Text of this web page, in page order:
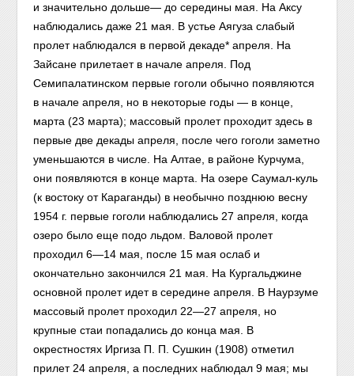
и значительно дольше— до середины мая. На Аксу
наблюдались даже 21 мая. В устье Аягуза слабый
пролет наблюдался в первой декаде* апреля. На
Зайсане прилетает в начале апреля. Под
Семипалатинском первые гоголи обычно появляются
в начале апреля, но в некоторые годы — в конце,
марта (23 марта); массовый пролет проходит здесь в
первые две декады апреля, после чего гоголи заметно
уменьшаются в числе. На Алтае, в районе Курчума,
они появляются в конце марта. На озере Саумал-куль
(к востоку от Караганды) в необычно позднюю весну
1954 г. первые гоголи наблюдались 27 апреля, когда
озеро было еще подо льдом. Валовой пролет
проходил 6—14 мая, после 15 мая ослаб и
окончательно закончился 21 мая. На Кургальджине
основной пролет идет в середине апреля. В Наурзуме
массовый пролет проходил 22—27 апреля, но
крупные стаи попадались до конца мая. В
окрестностях Иргиза П. П. Сушкин (1908) отметил
прилет 24 апреля, а последних наблюдал 9 мая; мы